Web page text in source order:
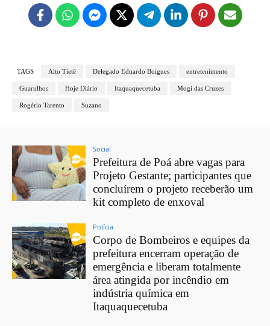
TAGS Alto Tietê Delegado Eduardo Boigues entretenimento
Guarulhos Hoje Diário Itaquaquecetuba Mogi das Cruzes
Rogério Tarento Suzano
Social
Prefeitura de Poá abre vagas para
Projeto Gestante; participantes que
concluírem o projeto receberão um
kit completo de enxoval
Polícia
Corpo de Bombeiros e equipes da
prefeitura encerram operação de
emergência e liberam totalmente
área atingida por incêndio em
indústria química em
Itaquaquecetuba